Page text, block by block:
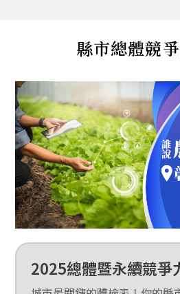
縣市總體競
2025總體暨永續競爭